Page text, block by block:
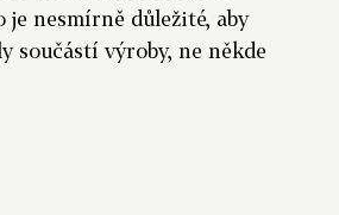
je nesmírně důležité, aby
součástí výroby, ne někde